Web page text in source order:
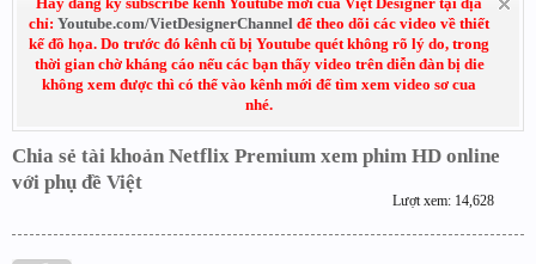
chỉ: Youtube.com/VietDesignerChannel để theo dõi các video về thiết
kế đồ họa. Do trước đó kênh cũ bị Youtube quét không rõ lý do, trong
thời gian chờ kháng cáo nếu các bạn thấy video trên diễn đàn bị die
không xem được thì có thể vào kênh mới để tìm xem video sơ cua
nhé.
Chia sẻ tài khoản Netflix Premium xem phim HD online
với phụ đề Việt
Lượt xem: 14,628